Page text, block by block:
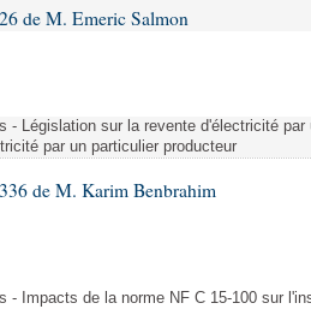
de M. Emeric Salmon
- Législation sur la revente d'électricité
par un particulier producteur
de M. Karim Benbrahim
- Impacts de la norme NF C 15-100 sur